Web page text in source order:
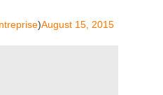
)August 15, 2015